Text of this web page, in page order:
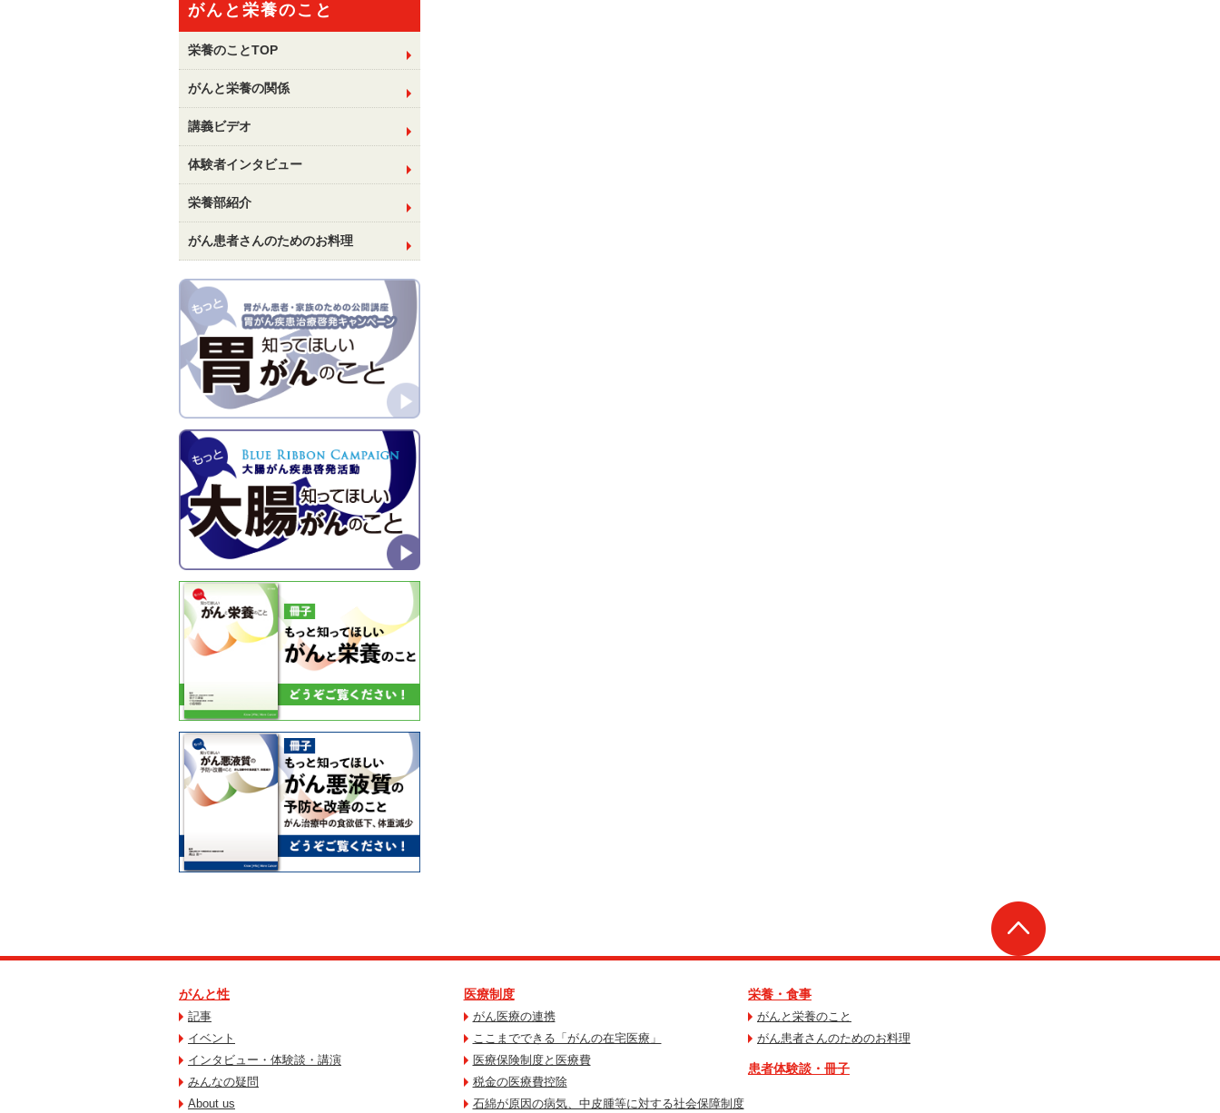
がんと栄養のこと
栄養のことTOP
がんと栄養の関係
講義ビデオ
体験者インタビュー
栄養部紹介
がん患者さんのためのお料理
がんと性
記事
イベント
インタビュー・体験談・講演
みんなの疑問
About us
医療制度
がん医療の連携
ここまでできる「がんの在宅医療」
医療保険制度と医療費
税金の医療費控除
石綿が原因の病気、中皮腫等に対する社会保障制度
栄養・食事
がんと栄養のこと
がん患者さんのためのお料理
患者体験談・冊子